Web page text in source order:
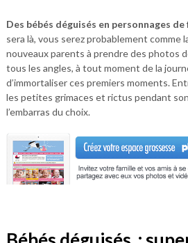
Des bébés déguisés en personnages de
sera là, vous serez probablement comme
nouveaux parents à prendre des photos
tous les angles, à tout moment de la
d’immortaliser ces premiers moments.
les petites grimaces et rictus pendant son
l’embarras du choix.